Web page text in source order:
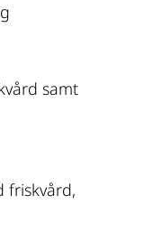
samt
friskvård,